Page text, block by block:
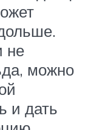
не
можно
и дать